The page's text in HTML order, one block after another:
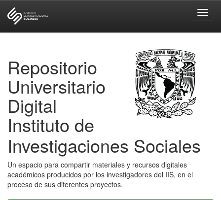
Repositorio
Universitario
Digital
Instituto de
Investigaciones Sociales
Un espacio para compartir materiales y recursos digitales
académicos producidos por los investigadores del IIS, en el
proceso de sus diferentes proyectos.